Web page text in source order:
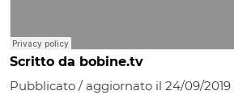
Scritto da bobine.tv
Pubblicato / aggiornato il 24/09/2019